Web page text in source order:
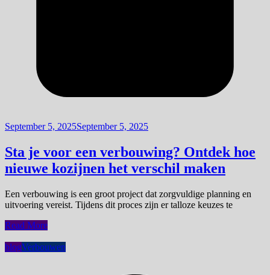
September 5, 2025September 5, 2025
Sta je voor een verbouwing? Ontdek hoe
nieuwe kozijnen het verschil maken
Een verbouwing is een groot project dat zorgvuldige planning en
uitvoering vereist. Tijdens dit proces zijn er talloze keuzes te
Read More
blogVerbouwen